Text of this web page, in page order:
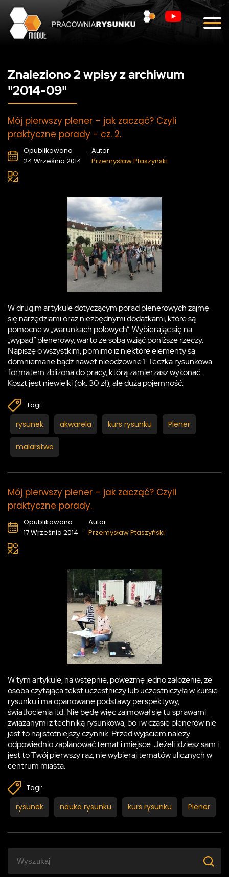
Kontakt
Znaleziono 2 wpisy z archiwum
"2014-09"
Mój pierwszy plener – jak zacząć? Czyli
praktyczne porady - cz. 2.
Opublikowano
24 Września 2014
Autor
Przemysław Ptaszyński
W drugim artykule dotyczącym porad plenerowych zajmę
się narzędziami oraz niezbędnymi dodatkami, które są
pomocne w „warunkach polowych”. Wybierając się na
„wypad” plenerowy, warto ze sobą wziąć poniższe rzeczy.
Napiszę o wszystkim, pomimo iż niektóre elementy są
domniemane bądź nawet nieodzowne.1. Teczka rysunkowa
formatem zbliżona do pracy, którą zamierzasz wykonać.
Koszt jest niewielki (ok. 30 zł), ale duża pojemność.
Tagi:
rysunek akwarela kurs rysunku Plener
malarstwo
Mój pierwszy plener – jak zacząć? Czyli
praktyczne porady.
Opublikowano
17 Września 2014
Autor
Przemysław Ptaszyński
W tym artykule, na wstępnie, powezmę jedno założenie, że
osoba czytająca tekst uczestniczy lub uczestniczyła w kursie
rysunku i ma opanowane podstawy perspektywy,
światłocienia itd. Nie będę więc zajmował się tu sprawami
związanymi z techniką rysunkową, bo i w czasie plenerów nie
jest to najistotniejszy czynnik. Przed wyjściem należy
odpowiednio zaplanować temat i miejsce. Jeżeli idziesz sam i
jest to Twój pierwszy raz, nie wybieraj tematów ulicznych w
centrum miasta.
Tagi:
rysunek nauka rysunku kurs rysunku Plener